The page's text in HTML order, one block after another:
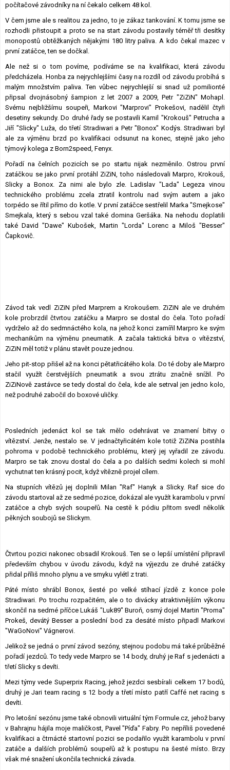
počítačové závodníky na ní čekalo celkem 48 kol.
V čem jsme ale s realitou za jedno, to je zákaz tankování. K tomu jsme se
rozhodli přistoupit a proto se na start závodu postavily téměř tři desítky
monopostů obtěžkaných nějakými 180 litry paliva. A kdo čekal mazec v
první zatáčce, ten se dočkal.
Ale než si o tom povíme, podíváme se na kvalifikaci, která závodu
předcházela. Honba za nejrychlejšími časy na rozdíl od závodu probíhá s
malým množstvím paliva. Ten vůbec nejrychlejší si snad už pomilionté
připsal dvojnásobný šampion z let 2007 a 2009, Petr "ZiZiN" Mohapl.
Svému nejbližšímu soupeři, Markovi "Marprovi" Prokešovi, nadělil čtyři
desetiny sekundy. Do druhé řady se postavili Kamil "Krokouš" Petrucha a
Jiří "Slicky" Luža, do třetí Stradiwari a Petr "Bonox" Kodýs. Stradiwari byl
ale za výměnu brzd po kvalifikaci odsunut na konec, stejně jako jeho
týmový kolega z Born2speed, Fenyx.
Pořadí na čelních pozicích se po startu nijak nezměnilo. Ostrou první
zatáčkou se jako první protáhl ZiZiN, toho následovali Marpro, Krokouš,
Slicky a Bonox. Za nimi ale bylo zle. Ladislav "Lada" Legeza vinou
technického problému zcela ztratil kontrolu nad svým autem a jako
torpédo se řítil přímo do kotle. V první zatáčce sestřelil Marka "Smejkose"
Smejkala, který s sebou vzal také domina Geršáka. Na nehodu doplatili
také David "Dawe" Kubošek, Martin "Lorda" Lorenc a Miloš "Besser"
Čapkovič.
Závod tak vedl ZiZiN před Marprem a Krokoušem. ZiZiN ale ve druhém
kole probrzdil čtvrtou zatáčku a Marpro se dostal do čela. Toto pořadí
vydrželo až do sedmnáctého kola, na jehož konci zamířil Marpro ke svým
mechanikům na výměnu pneumatik. A začala taktická bitva o vítězství,
ZiZiN měl totiž v plánu stavět pouze jednou.
Jeho pit-stop přišel až na konci pětatřicátého kola. Do té doby ale Marpro
stačil využít čerstvějších pneumatik a svou ztrátu značně snížil. Po
ZiZiNově zastávce se tedy dostal do čela, kde ale setrval jen jedno kolo,
než podruhé zabočil do boxové uličky.
Posledních jedenáct kol se tak mělo odehrávat ve znamení bitvy o
vítězství. Jenže, nestalo se. V jednačtyřicátém kole totiž ZiZiNa postihla
pohroma v podobě technického problému, který jej vyřadil ze závodu.
Marpro se tak znovu dostal do čela a po dalších sedmi kolech si mohl
vychutnat ten krásný pocit, když vítězně projel cílem.
Na stupních vítězů jej doplnili Milan "Raf" Hanyk a Slicky. Raf sice do
závodu startoval až ze sedmé pozice, dokázal ale využít karambolu v první
zatáčce a chyb svých soupeřů. Na cestě k pódiu přitom svedl několik
pěkných soubojů se Slickym.
Čtvrtou pozici nakonec obsadil Krokouš. Ten se o lepší umístění připravil
především chybou v úvodu závodu, když na výjezdu ze druhé zatáčky
přidal příliš mnoho plynu a ve smyku vylétl z trati.
Páté místo shrábl Bonox, šesté po velké stíhací jízdě z konce pole
Stradiwari. Po trochu rozpačitém, ale o to divácky atraktivnějším výkonu
skončil na sedmé příčce Lukáš "Luk89" Buroň, osmý dojel Martin "Proma"
Prokeš, devátý Besser a poslední bod za desáté místo připadl Markovi
"WaGoNovi" Vágnerovi.
Jelikož se jedná o první závod sezóny, stejnou podobu má také průběžné
pořadí jezdců. To tedy vede Marpro se 14 body, druhý je Raf s jedenácti a
třetí Slicky s devíti.
Mezi týmy vede Superprix Racing, jehož jezdci sesbírali celkem 17 bodů,
druhý je Jari team racing s 12 body a třetí místo patří Caffé net racing s
devíti.
Pro letošní sezónu jsme také obnovili virtuální tým Formule.cz, jehož barvy
v Bahrajnu hájila moje maličkost, Pavel "Píďa" Fabry. Po nepříliš povedené
kvalifikaci a čtrnácté startovní pozici se podařilo využít karambolu v první
zatáče a dalších problémů soupeřů až k postupu na šesté místo. Brzy
však mé snažení ukončila technická závada.